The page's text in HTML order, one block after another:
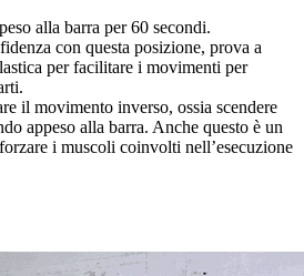
alla barra per 60 secondi.
con questa posizione, prova a
per facilitare i movimenti per
il movimento inverso, ossia scendere
appeso alla barra. Anche questo è un
i muscoli coinvolti nell’esecuzione